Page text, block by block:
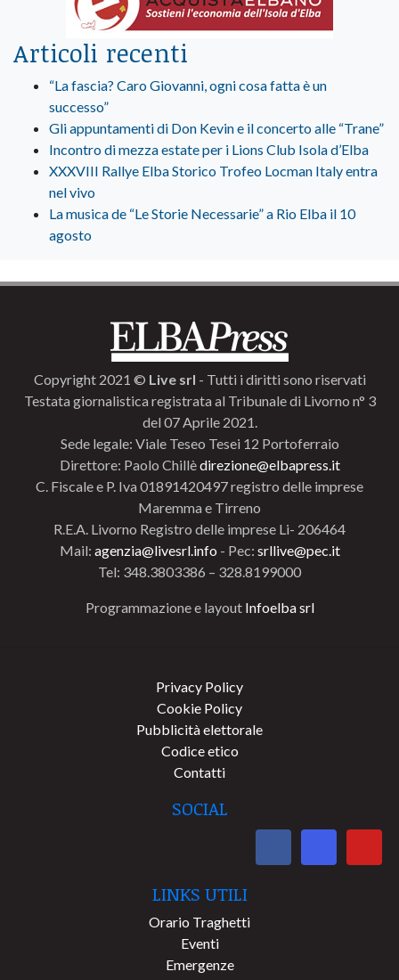
Articoli recenti
“La fascia? Caro Giovanni, ogni cosa fatta è un
successo”
Gli appuntamenti di Don Kevin e il concerto alle “Trane”
Incontro di mezza estate per i Lions Club Isola d’Elba
XXXVIII Rallye Elba Storico Trofeo Locman Italy entra
nel vivo
La musica de “Le Storie Necessarie” a Rio Elba il 10
agosto
Copyright 2021 © Live srl - Tutti i diritti sono riservati
Testata giornalistica registrata al Tribunale di Livorno n° 3
del 07 Aprile 2021.
Sede legale: Viale Teseo Tesei 12 Portoferraio
Direttore: Paolo Chillèdirezione@elbapress.it
C. Fiscale e P. Iva 01891420497 registro delle imprese
Maremma e Tirreno
R.E.A. Livorno Registro delle imprese Li- 206464
Mail: agenzia@livesrl.info - Pec: srllive@pec.it
Tel: 348.3803386 – 328.8199000
Programmazione e layout Infoelba srl
Privacy Policy
Cookie Policy
Pubblicità elettorale
Codice etico
Contatti
SOCIAL
LINKS UTILI
Orario Traghetti
Eventi
Emergenze